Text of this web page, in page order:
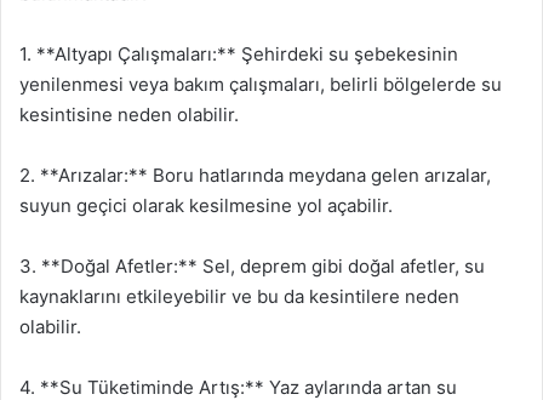
1. **Altyapı Çalışmaları:** Şehirdeki su şebekesinin
yenilenmesi veya bakım çalışmaları, belirli bölgelerde su
kesintisine neden olabilir.
2. **Arızalar:** Boru hatlarında meydana gelen arızalar,
suyun geçici olarak kesilmesine yol açabilir.
3. **Doğal Afetler:** Sel, deprem gibi doğal afetler, su
kaynaklarını etkileyebilir ve bu da kesintilere neden
olabilir.
4. **Su Tüketiminde Artış:** Yaz aylarında artan su